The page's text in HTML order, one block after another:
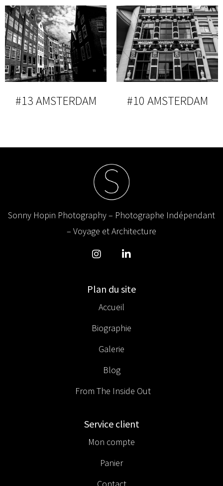
#13 AMSTERDAM #10 AMSTERDAM
Sonny Hopin Photography – Photographe Indépendant
– Voyage et Architecture
Plan du site
Accueil
Biographie
Galerie
Blog
From The Inside Out
Service client
Mon compte
Panier